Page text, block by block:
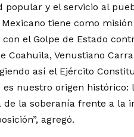
popular y el servicio al
tiene como
el Golpe de Estado
Coahuila, Venustiano
así el Ejército
es nuestro origen
la soberanía frente a la
agregó.